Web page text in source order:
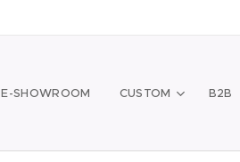
E-SHOWROOM CUSTOM B2B